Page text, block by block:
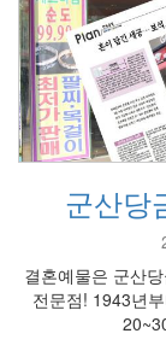
군산당
결혼예물은 군산
전문점! 1943년